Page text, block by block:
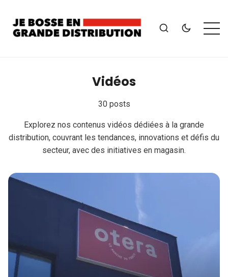
Vidéos
30 posts
Explorez nos contenus vidéos dédiées à la grande
distribution, couvrant les tendances, innovations et défis du
secteur, avec des initiatives en magasin.